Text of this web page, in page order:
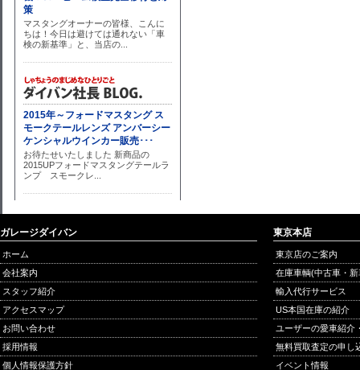
ガレージダイバン
ホーム
会社案内
スタッフ紹介
アクセスマップ
お問い合わせ
採用情報
個人情報保護方針
東京本店
東京店のご案内
在庫車輌(中古車・
輸入代行サービス
US本国在庫の紹介
ユーザーの愛車紹介
無料買取査定の申し
イベント情報